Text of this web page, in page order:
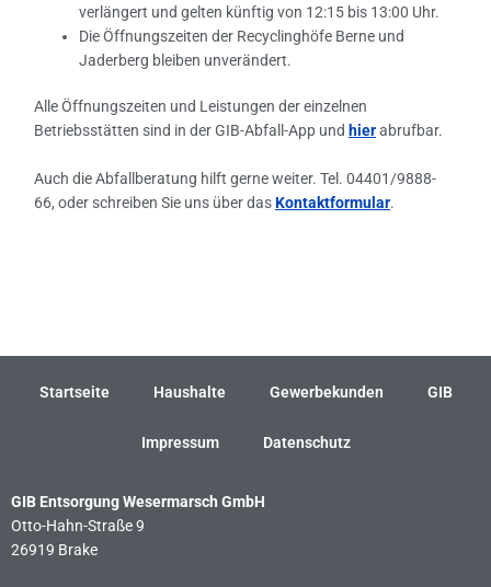
verlängert und gelten künftig von 12:15 bis 13:00 Uhr.
Die Öffnungszeiten der Recyclinghöfe Berne und
Jaderberg bleiben unverändert.
Alle Öffnungszeiten und Leistungen der einzelnen
Betriebsstätten sind in der GIB-Abfall-App und hierabrufbar.
Auch die Abfallberatung hilft gerne weiter. Tel. 04401/9888-
66, oder schreiben Sie uns über dasKontaktformular.
Startseite Haushalte Gewerbekunden GIB
Impressum Datenschutz
GIB Entsorgung Wesermarsch GmbH
Otto-Hahn-Straße 9
26919 Brake